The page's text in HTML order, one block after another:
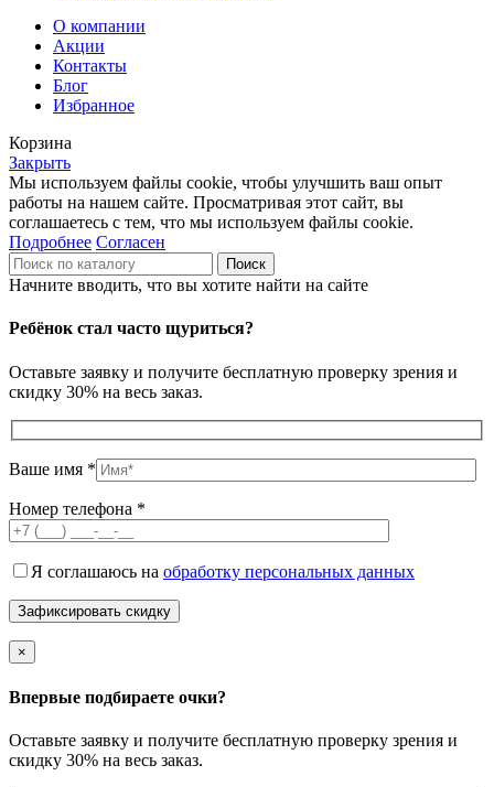
О компании
Акции
Контакты
Блог
Избранное
Корзина
Закрыть
Мы используем файлы cookie, чтобы улучшить ваш опыт
работы на нашем сайте. Просматривая этот сайт, вы
соглашаетесь с тем, что мы используем файлы cookie.
Подробнее Согласен
Поиск
Начните вводить, что вы хотите найти на сайте
Ребёнок стал часто щуриться?
Оставьте заявку и получите бесплатную проверку зрения и
скидку 30% на весь заказ.
Ваше имя *
Номер телефона *
Я соглашаюсь на обработку персональных данных
×
Впервые подбираете очки?
Оставьте заявку и получите бесплатную проверку зрения и
скидку 30% на весь заказ.